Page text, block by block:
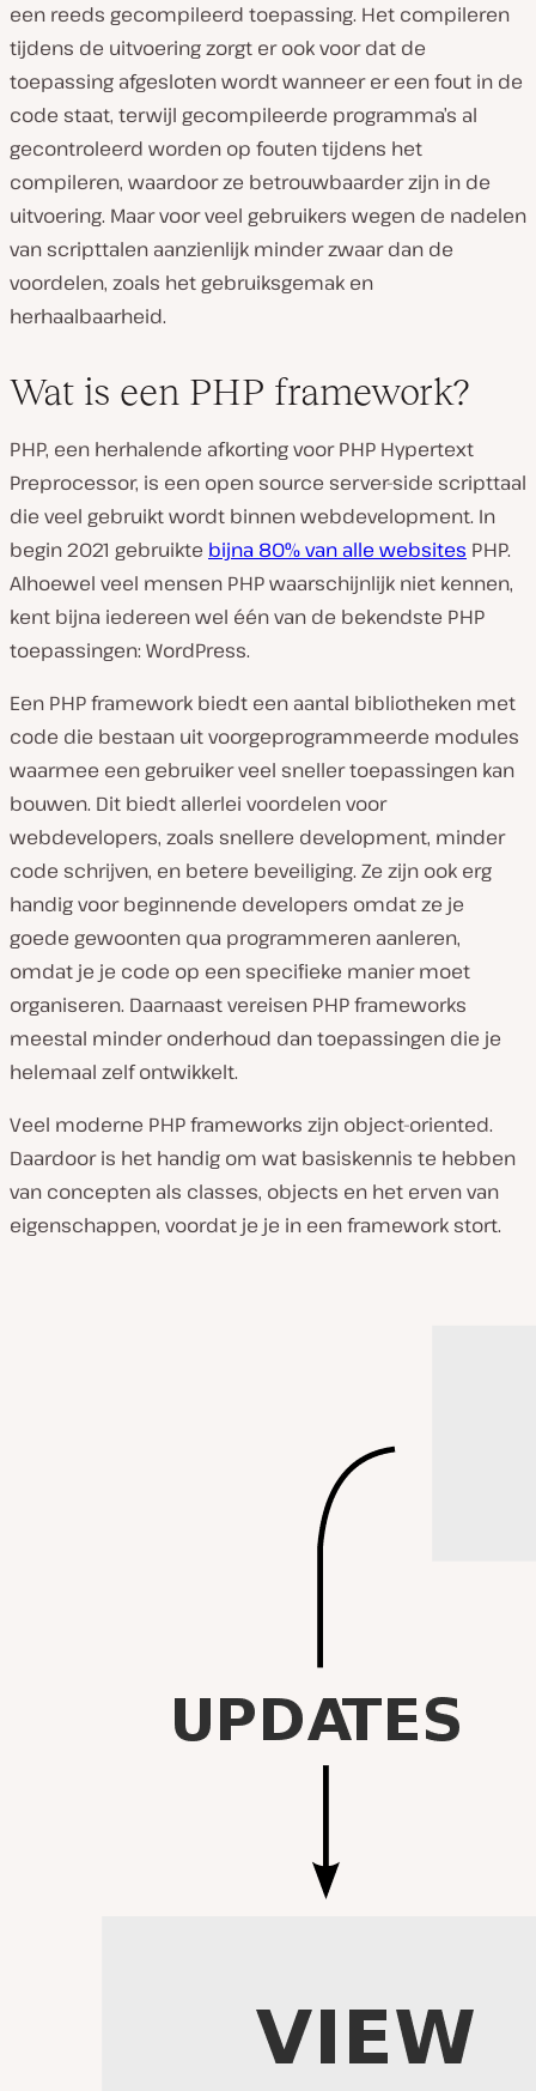
een reeds gecompileerd toepassing. Het compileren
tijdens de uitvoering zorgt er ook voor dat de
toepassing afgesloten wordt wanneer er een fout in de
code staat, terwijl gecompileerde programma’s al
gecontroleerd worden op fouten tijdens het
compileren, waardoor ze betrouwbaarder zijn in de
uitvoering. Maar voor veel gebruikers wegen de nadelen
van scripttalen aanzienlijk minder zwaar dan de
voordelen, zoals het gebruiksgemak en
herhaalbaarheid.
Wat is een PHP framework?
PHP, een herhalende afkorting voor PHP Hypertext
Preprocessor, is een open source server-side scripttaal
die veel gebruikt wordt binnen webdevelopment. In
begin 2021 gebruikte bijna 80% van alle websites PHP.
Alhoewel veel mensen PHP waarschijnlijk niet kennen,
kent bijna iedereen wel één van de bekendste PHP
toepassingen: WordPress.
Een PHP framework biedt een aantal bibliotheken met
code die bestaan uit voorgeprogrammeerde modules
waarmee een gebruiker veel sneller toepassingen kan
bouwen. Dit biedt allerlei voordelen voor
webdevelopers, zoals snellere development, minder
code schrijven, en betere beveiliging. Ze zijn ook erg
handig voor beginnende developers omdat ze je
goede gewoonten qua programmeren aanleren,
omdat je je code op een specifieke manier moet
organiseren. Daarnaast vereisen PHP frameworks
meestal minder onderhoud dan toepassingen die je
helemaal zelf ontwikkelt.
Veel moderne PHP frameworks zijn object-oriented.
Daardoor is het handig om wat basiskennis te hebben
van concepten als classes, objects en het erven van
eigenschappen, voordat je je in een framework stort.